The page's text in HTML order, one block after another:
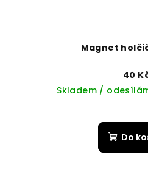
Magnet
40
Skladem /
Do